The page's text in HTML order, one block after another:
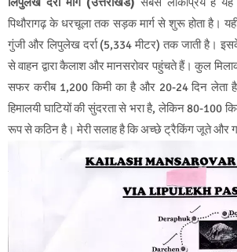
पिथौरागढ़ के धरचूला तक सड़क मार्ग से शुरू होता है।
गुंजी और लिपुलेख दर्रा (5,334 मीटर) तक जाती है।
से वाहन द्वारा कैलाश और मानसरोवर पहुंचते हैं। कुल
सफर करीब 1,200 किमी का है और 20-24 दिन लेता
हिमालयी घाटियों की सुंदरता से भरा है, लेकिन 80-100
रूप से कठिन है। मेरी सलाह है कि अच्छे ट्रैकिंग जूते और